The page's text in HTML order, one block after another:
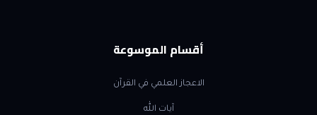
أقسام الموسوعة
الاعجاز العلمي في القرآن
آيات الله